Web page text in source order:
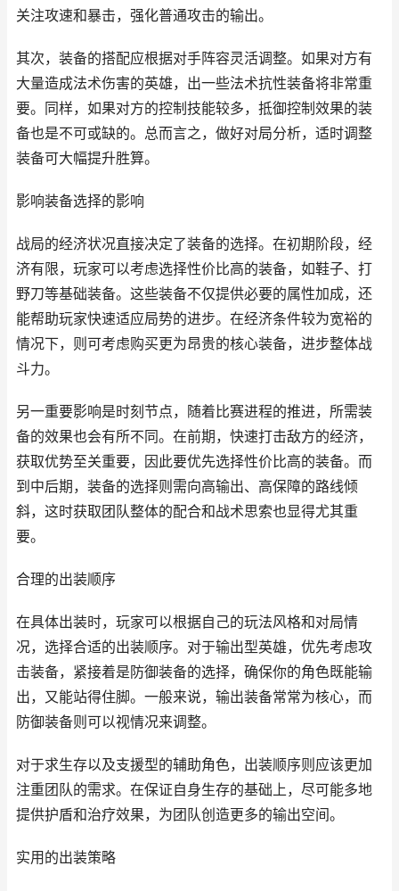
关注攻速和暴击，强化普通攻击的输出。
其次，装备的搭配应根据对手阵容灵活调整。如果对方有
大量造成法术伤害的英雄，出一些法术抗性装备将非常重
要。同样，如果对方的控制技能较多，抵御控制效果的装
备也是不可或缺的。总而言之，做好对局分析，适时调整
装备可大幅提升胜算。
影响装备选择的影响
战局的经济状况直接决定了装备的选择。在初期阶段，经
济有限，玩家可以考虑选择性价比高的装备，如鞋子、打
野刀等基础装备。这些装备不仅提供必要的属性加成，还
能帮助玩家快速适应局势的进步。在经济条件较为宽裕的
情况下，则可考虑购买更为昂贵的核心装备，进步整体战
斗力。
另一重要影响是时刻节点，随着比赛进程的推进，所需装
备的效果也会有所不同。在前期，快速打击敌方的经济，
获取优势至关重要，因此要优先选择性价比高的装备。而
到中后期，装备的选择则需向高输出、高保障的路线倾
斜，这时获取团队整体的配合和战术思索也显得尤其重
要。
合理的出装顺序
在具体出装时，玩家可以根据自己的玩法风格和对局情
况，选择合适的出装顺序。对于输出型英雄，优先考虑攻
击装备，紧接着是防御装备的选择，确保你的角色既能输
出，又能站得住脚。一般来说，输出装备常常为核心，而
防御装备则可以视情况来调整。
对于求生存以及支援型的辅助角色，出装顺序则应该更加
注重团队的需求。在保证自身生存的基础上，尽可能多地
提供护盾和治疗效果，为团队创造更多的输出空间。
实用的出装策略